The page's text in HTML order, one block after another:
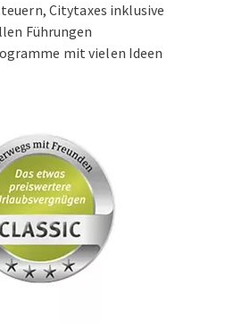
Citytaxes inklusive
Führungen
mit vielen Ideen